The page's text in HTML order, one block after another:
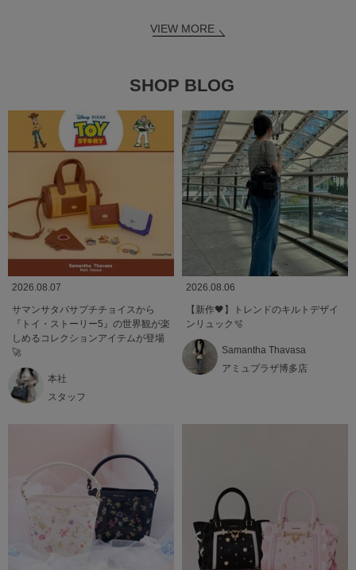
VIEW MORE
SHOP BLOG
2026.08.07
サマンサタバサプチチョイスから
『トイ・ストーリー5』の世界観が楽
しめるコレクションアイテムが登場
🚀
本社
スタッフ
2026.08.06
【新作🖤】トレンドのキルトデザイ
ンリュック🫧
Samantha Thavasa
アミュプラザ博多店